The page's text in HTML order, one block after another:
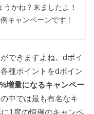
かね？来ましたよ！
キャンペーンです！
できますよね。dポイ
種ポイントをdポイン
増量になるキャンペー
中では最も有名なキ
1度の恒例のキャンペ